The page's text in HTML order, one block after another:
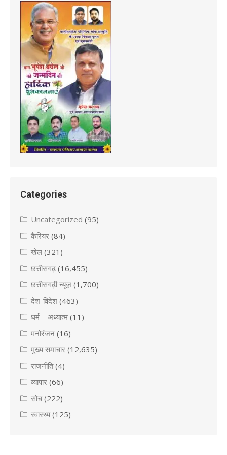
Categories
Uncategorized (95)
कैरियर (84)
खेल (321)
छत्तीसगढ़(16,455)
छत्तीसगढ़ी न्यूज़ (1,700)
देश-विदेश (463)
धर्म – अध्यात्म (11)
मनोरंजन (16)
मुख्य समाचार (12,635)
राजनीति(4)
व्यापार (66)
सोच(222)
स्वास्थ्य(125)